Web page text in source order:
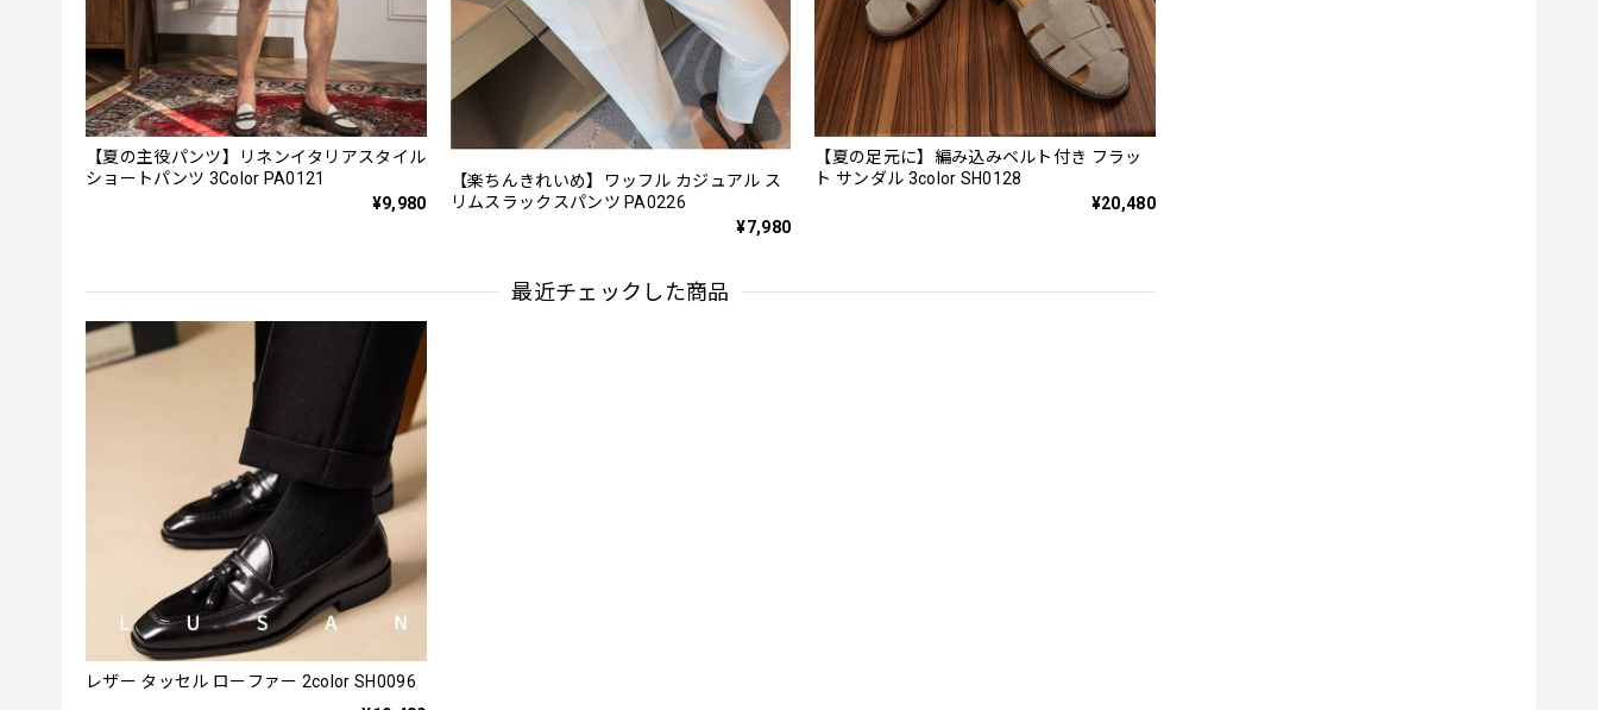
【夏の主役パンツ】リネンイタリアスタイル
ショートパンツ 3Color PA0121
¥9,980
【楽ちんきれいめ】ワッフル カジュアル ス
リムスラックスパンツ PA0226
¥7,980
【夏の足元に】編み込みベルト付き フラッ
ト サンダル 3color SH0128
¥20,480
最近チェックした商品
レザー タッセル ローファー 2color SH0096